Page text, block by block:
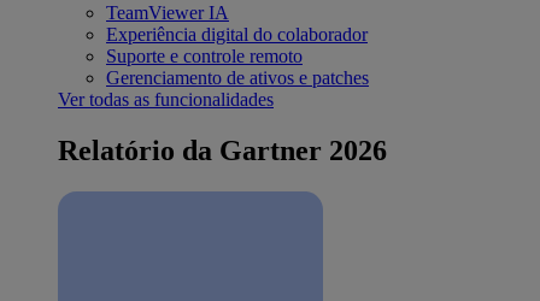
TeamViewer IA
Experiência digital do colaborador
Suporte e controle remoto
Gerenciamento de ativos e patches
Ver todas as funcionalidades
Relatório da Gartner 2026